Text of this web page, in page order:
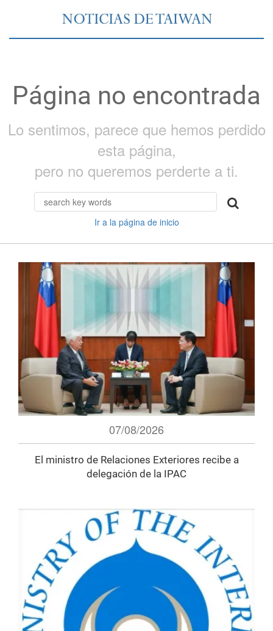
Página no encontrada
Lo sentimos, parece que hemos perdido
esta página,
pero no queremos perderte a ti.
Ir a la página de inicio
07/08/2026
El ministro de Relaciones Exteriores recibe a
delegación de la IPAC